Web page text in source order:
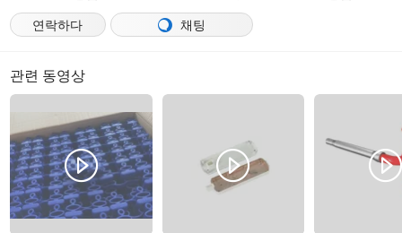
연락하다
채팅
관련 동영상